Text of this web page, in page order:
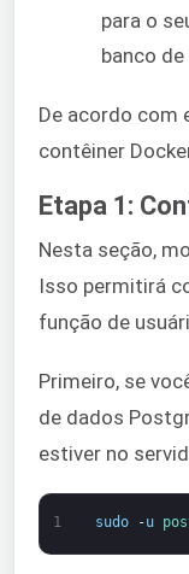
para o
banco
De acordo com
contêiner
Etapa 1:
Nesta seção,
Isso permitirá
função de
Primeiro, se
de dados
estiver no
1 sudo -u